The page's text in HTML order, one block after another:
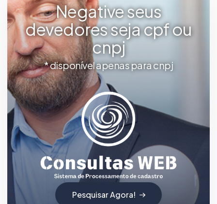
Negative seus
devedores seja cpf ou
cnpj
* disponível apenas para cnpj
Pesquisar Agora!